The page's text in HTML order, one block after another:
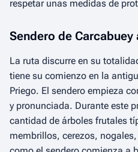
respetar unas medidas de
Sendero de Carcabuey
La ruta discurre en su
tiene su comienzo en la
Priego. El sendero empieza
y pronunciada. Durante este
cantidad de árboles frutales
membrillos, cerezos,